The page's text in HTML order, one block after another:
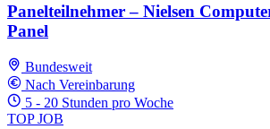
Panelteilnehmer – Nielsen
Panel
Bundesweit
Nach Vereinbarung
5 - 20 Stunden pro Woche
TOP JOB